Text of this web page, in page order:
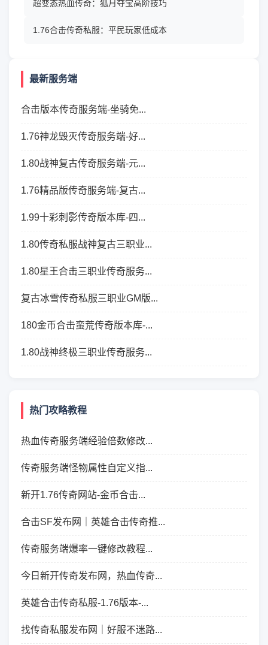
超变态热血传奇：狐月夺宝高阶技巧
1.76合击传奇私服：平民玩家低成本
最新服务端
合击版本传奇服务端-坐骑免...
1.76神龙毁灭传奇服务端-好...
1.80战神复古传奇服务端-元...
1.76精品版传奇服务端-复古...
1.99十彩刺影传奇版本库-四...
1.80传奇私服战神复古三职业...
1.80星王合击三职业传奇服务...
复古冰雪传奇私服三职业GM版...
180金币合击蛮荒传奇版本库-...
1.80战神终极三职业传奇服务...
热门攻略教程
热血传奇服务端经验倍数修改...
传奇服务端怪物属性自定义指...
新开1.76传奇网站-金币合击...
合击SF发布网｜英雄合击传奇推...
传奇服务端爆率一键修改教程...
今日新开传奇发布网，热血传奇...
英雄合击传奇私服-1.76版本-...
找传奇私服发布网｜好服不迷路...